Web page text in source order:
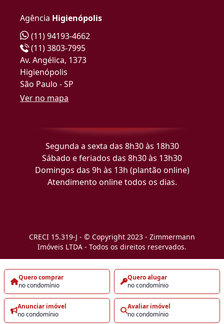
Quero comprar
no condomínio
Quero alugar
no condomínio
Anunciar imóvel
no condomínio
Avaliar imóvel
no condomínio
Agência Higienópolis
(11) 94193-4662
(11) 3803-7995
Av. Angélica, 1373
Higienópolis
São Paulo - SP
Ver no mapa
Segunda a sexta das 8h30 às 18h30
Sábado e feriados das 8h30 às 13h30
Domingos das 9h às 13h (plantão online)
Atendimento online todos os dias.
CRECI 15.319-J - © Copyright 2023 - Zimmermann
Imóveis LTDA - Todos os direitos reservados.